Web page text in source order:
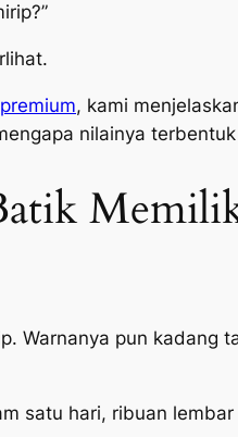
, kami
nilainya
Warnanya pun kadang
satu hari, ribuan